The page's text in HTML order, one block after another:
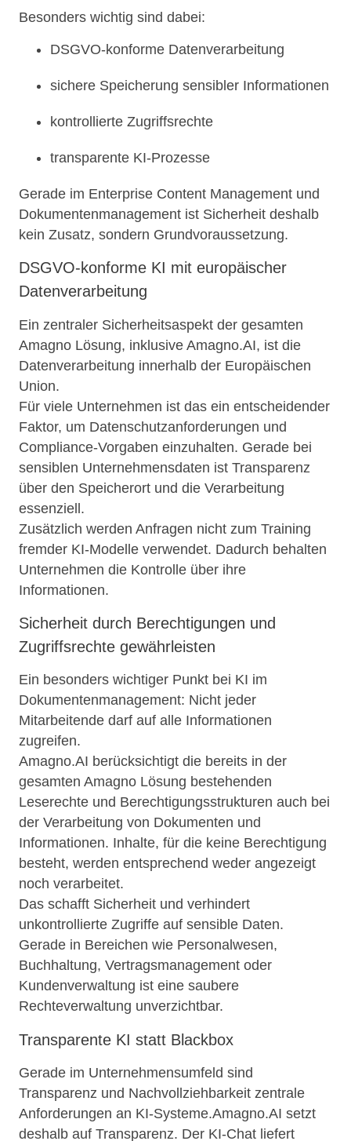
Besonders wichtig sind dabei:
DSGVO-konforme Datenverarbeitung
sichere Speicherung sensibler Informationen
kontrollierte Zugriffsrechte
transparente KI-Prozesse
Gerade im Enterprise Content Management und
Dokumentenmanagement ist Sicherheit deshalb
kein Zusatz, sondern Grundvoraussetzung.
DSGVO-konforme KI mit europäischer
Datenverarbeitung
Ein zentraler Sicherheitsaspekt der gesamten
Amagno Lösung, inklusive Amagno.AI, ist die
Datenverarbeitung innerhalb der Europäischen
Union.
Für viele Unternehmen ist das ein entscheidender
Faktor, um Datenschutzanforderungen und
Compliance-Vorgaben einzuhalten. Gerade bei
sensiblen Unternehmensdaten ist Transparenz
über den Speicherort und die Verarbeitung
essenziell.
Zusätzlich werden Anfragen nicht zum Training
fremder KI-Modelle verwendet. Dadurch behalten
Unternehmen die Kontrolle über ihre
Informationen.
Sicherheit durch Berechtigungen und
Zugriffsrechte gewährleisten
Ein besonders wichtiger Punkt bei KI im
Dokumentenmanagement: Nicht jeder
Mitarbeitende darf auf alle Informationen
zugreifen.
Amagno.AI berücksichtigt die bereits in der
gesamten Amagno Lösung bestehenden
Leserechte und Berechtigungsstrukturen auch bei
der Verarbeitung von Dokumenten und
Informationen. Inhalte, für die keine Berechtigung
besteht, werden entsprechend weder angezeigt
noch verarbeitet.
Das schafft Sicherheit und verhindert
unkontrollierte Zugriffe auf sensible Daten.
Gerade in Bereichen wie Personalwesen,
Buchhaltung, Vertragsmanagement oder
Kundenverwaltung ist eine saubere
Rechteverwaltung unverzichtbar.
Transparente KI statt Blackbox
Gerade im Unternehmensumfeld sind
Transparenz und Nachvollziehbarkeit zentrale
Anforderungen an KI-Systeme.Amagno.AI setzt
deshalb auf Transparenz. Der KI-Chat liefert